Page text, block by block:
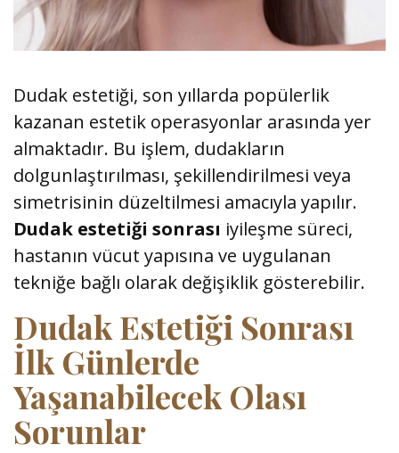
Dudak estetiği, son yıllarda popülerlik
kazanan estetik operasyonlar arasında yer
almaktadır. Bu işlem, dudakların
dolgunlaştırılması, şekillendirilmesi veya
simetrisinin düzeltilmesi amacıyla yapılır.
Dudak estetiği sonrası iyileşme süreci,
hastanın vücut yapısına ve uygulanan
tekniğe bağlı olarak değişiklik gösterebilir.
Dudak Estetiği Sonrası
İlk Günlerde
Yaşanabilecek Olası
Sorunlar